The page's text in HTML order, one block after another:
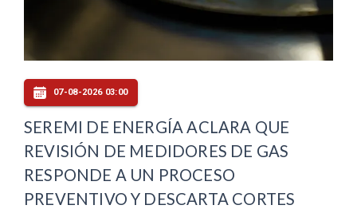
07-08-2026 03:00
SEREMI DE ENERGÍA ACLARA QUE
REVISIÓN DE MEDIDORES DE GAS
RESPONDE A UN PROCESO
PREVENTIVO Y DESCARTA CORTES